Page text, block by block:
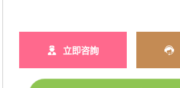
立即咨詢